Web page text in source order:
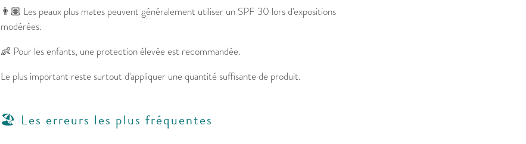
👨🏽 Les peaux plus mates peuvent généralement utiliser un SPF 30 lors d'expositions
modérées.
👶 Pour les enfants, une protection élevée est recommandée.
Le plus important reste surtout d'appliquer une quantité suffisante de produit.
🏖️ Les erreurs les plus fréquentes